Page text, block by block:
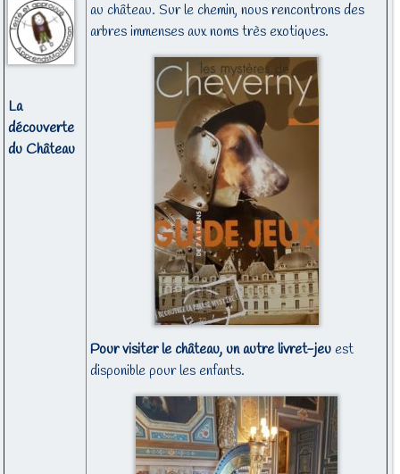
La
découverte
du Château
au château. Sur le chemin, nous rencontrons des
arbres immenses aux noms très exotiques.
Pour visiter le château, un autre livret-jeu est
disponible pour les enfants.